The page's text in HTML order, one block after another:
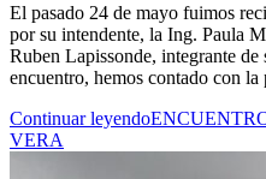
El pasado 24 de mayo fuimos
por su intendente, la Ing. Paula
Ruben Lapissonde, integrante
encuentro, hemos contado con
Continuar leyendo
VERA